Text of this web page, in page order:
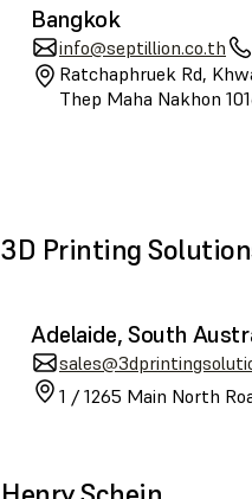
Bangkok
info@septillion.co.th
Ratchaphruek Rd,
Thep Maha Nakhon
3D Printing
Adelaide, South
1 / 1265 Main North